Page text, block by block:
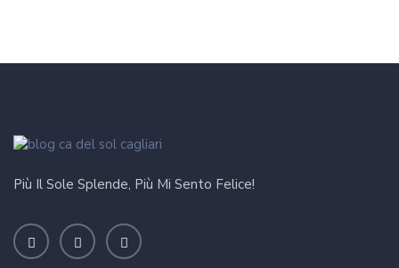
Più Il Sole Splende, Più Mi Sento Felice!